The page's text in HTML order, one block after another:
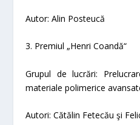
Autor: Alin Posteucă
3. Premiul „Henri Coandă“
Grupul de lucrări:
materiale polimerice
Autori: Cătălin Fetecău şi